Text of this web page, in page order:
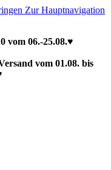
Zur Hauptnavigation
vom 06.-25.08.♥
vom 01.08. bis